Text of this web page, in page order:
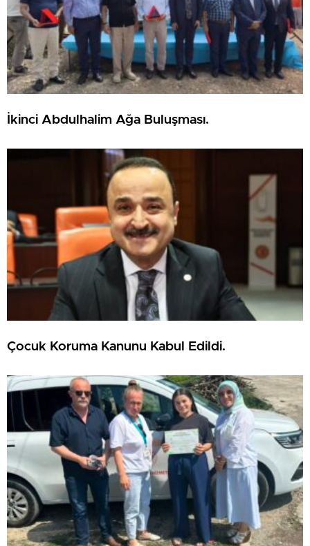
İkinci Abdulhalim Ağa Buluşması.
Çocuk Koruma Kanunu Kabul Edildi.